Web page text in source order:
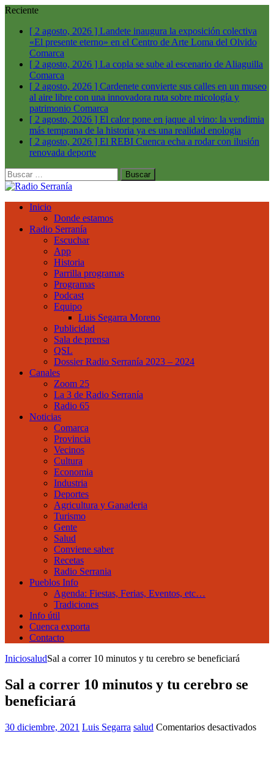
Reciente
[ 2 agosto, 2026 ] Landete inaugura la exposición colectiva
«El presente eterno» en el Centro de Arte Loma del Olvido
Comarca
[ 2 agosto, 2026 ] La copla se sube al escenario de Aliaguilla
Comarca
[ 2 agosto, 2026 ] Cardenete convierte sus calles en un museo
al aire libre con una innovadora ruta sobre micología y
patrimonio Comarca
[ 2 agosto, 2026 ] El calor pone en jaque al vino: la vendimia
más temprana de la historia ya es una realidad enologia
[ 2 agosto, 2026 ] El REBI Cuenca echa a rodar con ilusión
renovada deporte
Buscar:
Inicio
Donde estamos
Radio Serranía
Escuchar
App
Historia
Parrilla programas
Programas
Podcast
Equipo
Luis Segarra Moreno
Publicidad
Sala de prensa
QSL
Dossier Radio Serranía 2023 – 2024
Canales
Zoom 25
La 3 de Radio Serranía
Radio 65
Noticias
Comarca
Provincia
Vecinos
Cultura
Economia
Industria
Deportes
Agricultura y Ganaderia
Turismo
Gente
Salud
Conviene saber
Recetas
Radio Serrania
Pueblos Info
Agenda: Fiestas, Ferias, Eventos, etc…
Tradiciones
Info útil
Cuenca exporta
Contacto
IniciosaludSal a correr 10 minutos y tu cerebro se beneficiará
Sal a correr 10 minutos y tu cerebro se
beneficiará
30 diciembre, 2021 Luis Segarra salud Comentarios desactivadosen